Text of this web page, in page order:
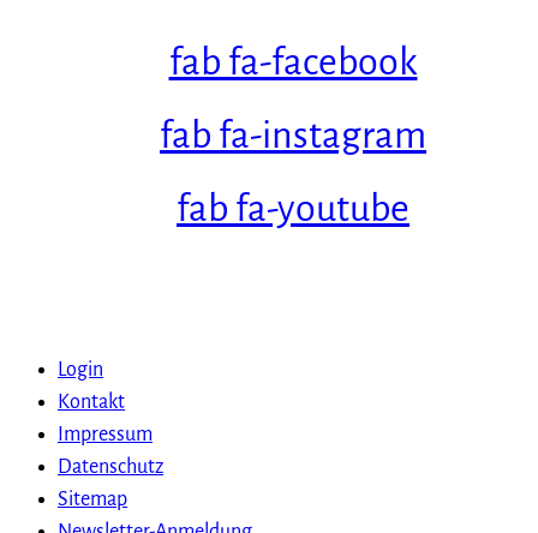
fab fa-facebook
fab fa-instagram
fab fa-youtube
Login
Kontakt
Impressum
Datenschutz
Sitemap